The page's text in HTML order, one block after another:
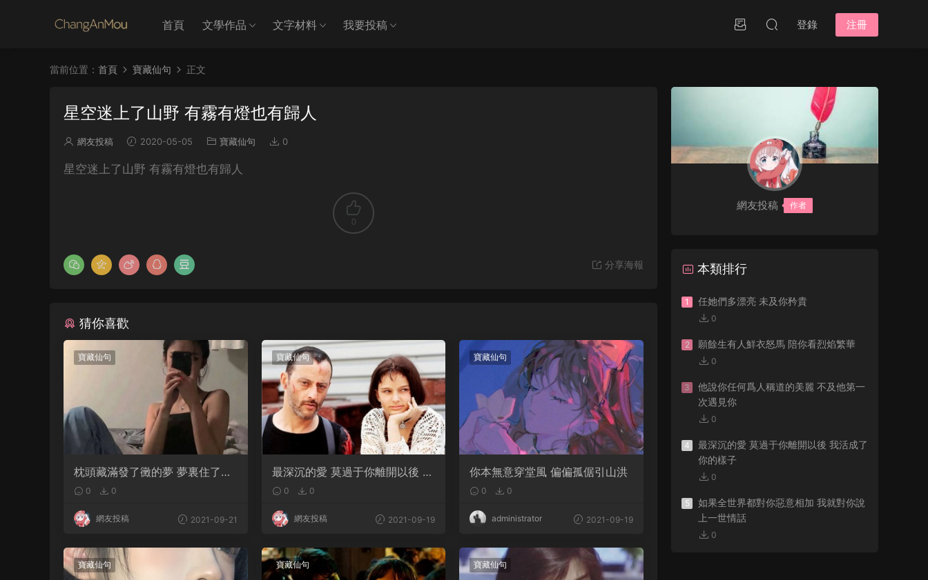
首頁 文學作品 文字材料 我要投稿 登錄 注冊
當前位置： 首頁 寶藏仙句 正文
星空迷上了山野 有霧有燈也有歸人
網友投稿 2020-05-05 寶藏仙句 0
星空迷上了山野 有霧有燈也有歸人
0
分享海報
猜你喜歡
寶藏仙句
枕頭藏滿發了黴的夢 夢裏住了無
法擁有的人
0 0
網友投稿 2021-09-21
寶藏仙句
最深沉的愛 莫過于你離開以後 我
活成了你的樣子
0 0
網友投稿 2021-09-19
寶藏仙句
你本無意穿堂風 偏偏孤倨引山洪
0 0
administrator 2021-09-19
寶藏仙句 寶藏仙句 寶藏仙句
網友投稿 作者
本類排行
1 任她們多漂亮 未及你矜貴
0
2 願餘生有人鮮衣怒馬 陪你看烈焰繁華
0
3
他說你任何爲人稱道的美麗 不及他第一
次遇見你
0
4
最深沉的愛 莫過于你離開以後 我活成了
你的樣子
0
5
如果全世界都對你惡意相加 我就對你說
上一世情話
0